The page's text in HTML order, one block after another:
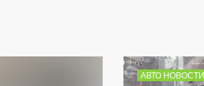
АВТО НОВОСТИ